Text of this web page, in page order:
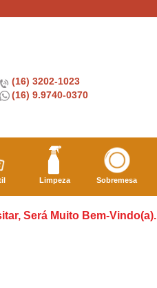
(16) 3202-1023
(16) 9.9740-0370
Limpeza Sobremesa
Será Muito Bem-Vindo(a).